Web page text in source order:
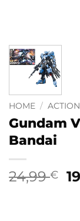
HOME /
Gundam
Bandai
24,99€
Il